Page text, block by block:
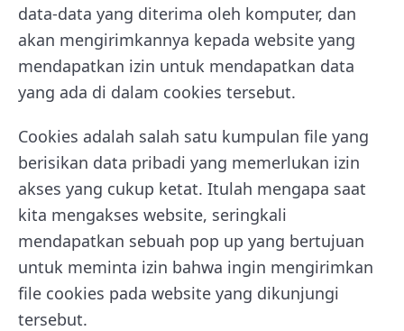
data-data yang diterima oleh komputer, dan
akan mengirimkannya kepada website yang
mendapatkan izin untuk mendapatkan data
yang ada di dalam cookies tersebut.
Cookies adalah salah satu kumpulan file yang
berisikan data pribadi yang memerlukan izin
akses yang cukup ketat. Itulah mengapa saat
kita mengakses website, seringkali
mendapatkan sebuah pop up yang bertujuan
untuk meminta izin bahwa ingin mengirimkan
file cookies pada website yang dikunjungi
tersebut.